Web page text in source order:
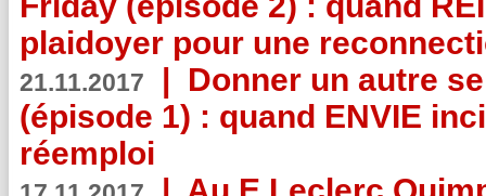
plaidoyer pour une
21.11.2017 | Donner un autre
(épisode 1) : quand ENVIE
réemploi